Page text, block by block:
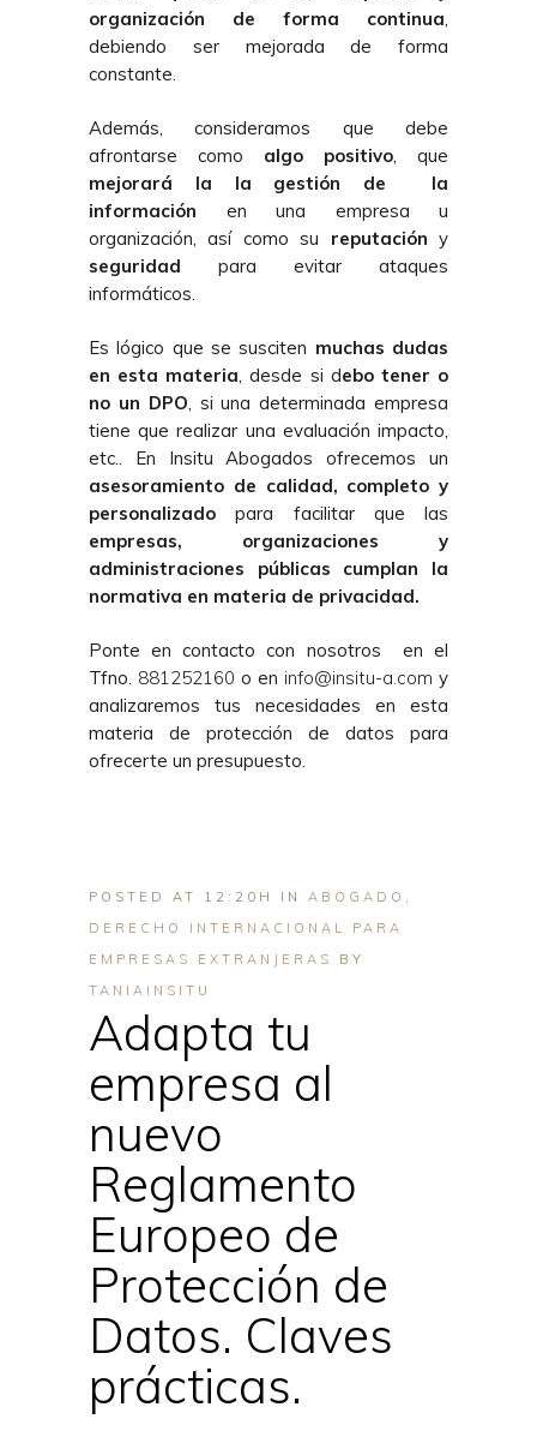
Adapta tu
empresa al
nuevo
Reglamento
Europeo de
Protección de
Datos. Claves
prácticas.
POSTED AT 12:20H IN ABOGADO ,
DERECHO INTERNACIONAL PARA
EMPRESAS EXTRANJERAS
BY
TANIAINSITU
organización de forma continua,
debiendo ser mejorada de forma
constante.
Además, consideramos que debe
afrontarse como algo positivo, que
mejorará la la gestión de la
información en una empresa u
organización, así como su reputación y
seguridad para evitar ataques
informáticos.
Es lógico que se susciten muchas dudas
en esta materia, desde si debo tener o
no un DPO, si una determinada empresa
tiene que realizar una evaluación impacto,
etc.. En Insitu Abogados ofrecemos un
asesoramiento de calidad, completo y
personalizado para facilitar que las
empresas, organizaciones y
administraciones públicas cumplan la
normativa en materia de privacidad.
Ponte en contacto con nosotros en el
Tfno. 881252160 o en info@insitu-a.com y
analizaremos tus necesidades en esta
materia de protección de datos para
ofrecerte un presupuesto.